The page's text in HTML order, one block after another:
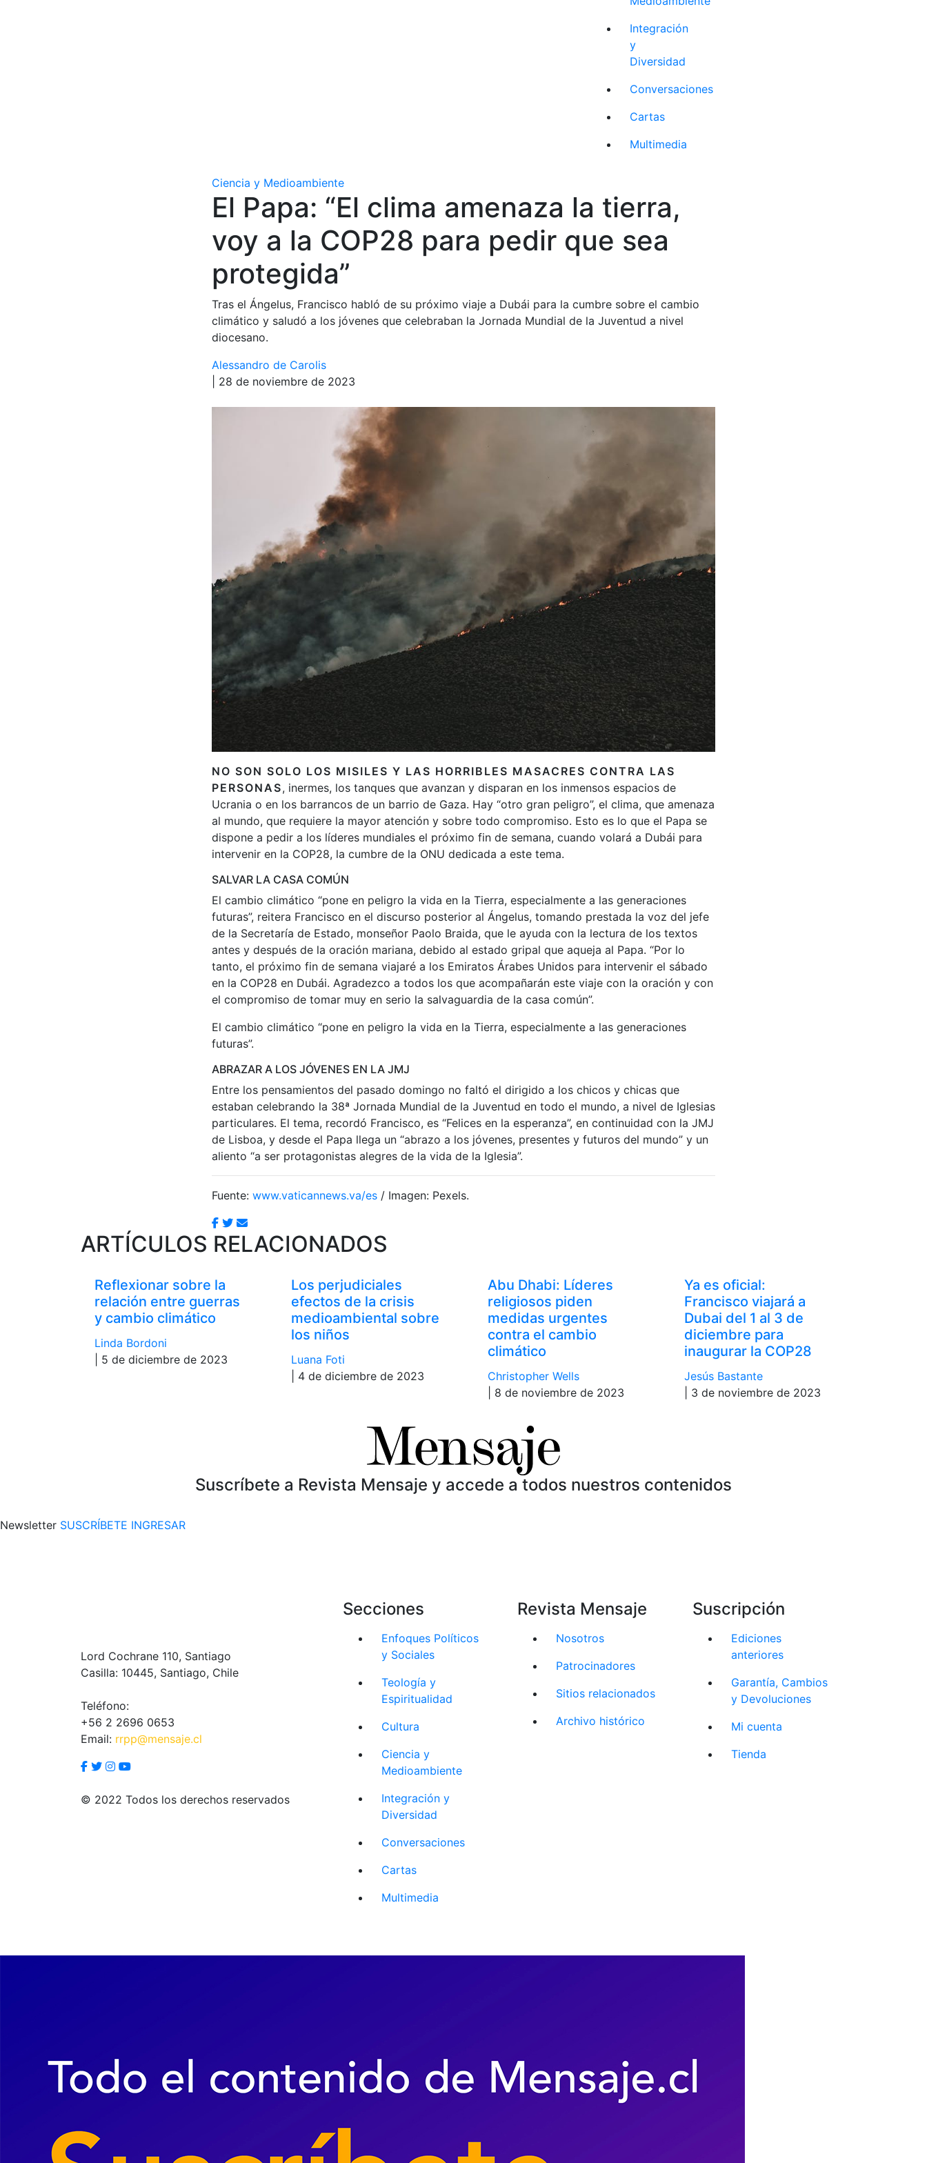
Integración
y
Diversidad
Conversaciones
Cartas
Multimedia
Ciencia y Medioambiente
El Papa: “El clima amenaza la tierra,
voy a la COP28 para pedir que sea
protegida”
Tras el Ángelus, Francisco habló de su próximo viaje a Dubái para la cumbre sobre el cambio
climático y saludó a los jóvenes que celebraban la Jornada Mundial de la Juventud a nivel
diocesano.
Alessandro de Carolis
| 28 de noviembre de 2023
NO SON SOLO LOS MISILES Y LAS HORRIBLES MASACRES CONTRA LAS
PERSONAS, inermes, los tanques que avanzan y disparan en los inmensos espacios de
Ucrania o en los barrancos de un barrio de Gaza. Hay “otro gran peligro”, el clima, que amenaza
al mundo, que requiere la mayor atención y sobre todo compromiso. Esto es lo que el Papa se
dispone a pedir a los líderes mundiales el próximo fin de semana, cuando volará a Dubái para
intervenir en la COP28, la cumbre de la ONU dedicada a este tema.
SALVAR LA CASA COMÚN
El cambio climático “pone en peligro la vida en la Tierra, especialmente a las generaciones
futuras”, reitera Francisco en el discurso posterior al Ángelus, tomando prestada la voz del jefe
de la Secretaría de Estado, monseñor Paolo Braida, que le ayuda con la lectura de los textos
antes y después de la oración mariana, debido al estado gripal que aqueja al Papa. “Por lo
tanto, el próximo fin de semana viajaré a los Emiratos Árabes Unidos para intervenir el sábado
en la COP28 en Dubái. Agradezco a todos los que acompañarán este viaje con la oración y con
el compromiso de tomar muy en serio la salvaguardia de la casa común”.
El cambio climático “pone en peligro la vida en la Tierra, especialmente a las generaciones
futuras”.
ABRAZAR A LOS JÓVENES EN LA JMJ
Entre los pensamientos del pasado domingo no faltó el dirigido a los chicos y chicas que
estaban celebrando la 38ª Jornada Mundial de la Juventud en todo el mundo, a nivel de Iglesias
particulares. El tema, recordó Francisco, es “Felices en la esperanza”, en continuidad con la JMJ
de Lisboa, y desde el Papa llega un “abrazo a los jóvenes, presentes y futuros del mundo” y un
aliento “a ser protagonistas alegres de la vida de la Iglesia”.
Fuente: www.vaticannews.va/es / Imagen: Pexels.
ARTÍCULOS RELACIONADOS
Reflexionar sobre la
relación entre guerras
y cambio climático
Linda Bordoni
| 5 de diciembre de 2023
Los perjudiciales
efectos de la crisis
medioambiental sobre
los niños
Luana Foti
| 4 de diciembre de 2023
Abu Dhabi: Líderes
religiosos piden
medidas urgentes
contra el cambio
climático
Christopher Wells
| 8 de noviembre de 2023
Ya es oficial:
Francisco viajará a
Dubai del 1 al 3 de
diciembre para
inaugurar la COP28
Jesús Bastante
| 3 de noviembre de 2023
Suscríbete a Revista Mensaje y accede a todos nuestros contenidos
Newsletter SUSCRÍBETE INGRESAR
Lord Cochrane 110, Santiago
Casilla: 10445, Santiago, Chile
Teléfono:
+56 2 2696 0653
Email: rrpp@mensaje.cl
© 2022 Todos los derechos reservados
Secciones
Enfoques Políticos
y Sociales
Teología y
Espiritualidad
Cultura
Ciencia y
Medioambiente
Integración y
Diversidad
Conversaciones
Cartas
Multimedia
Revista Mensaje
Nosotros
Patrocinadores
Sitios relacionados
Archivo histórico
Suscripción
Ediciones
anteriores
Garantía, Cambios
y Devoluciones
Mi cuenta
Tienda